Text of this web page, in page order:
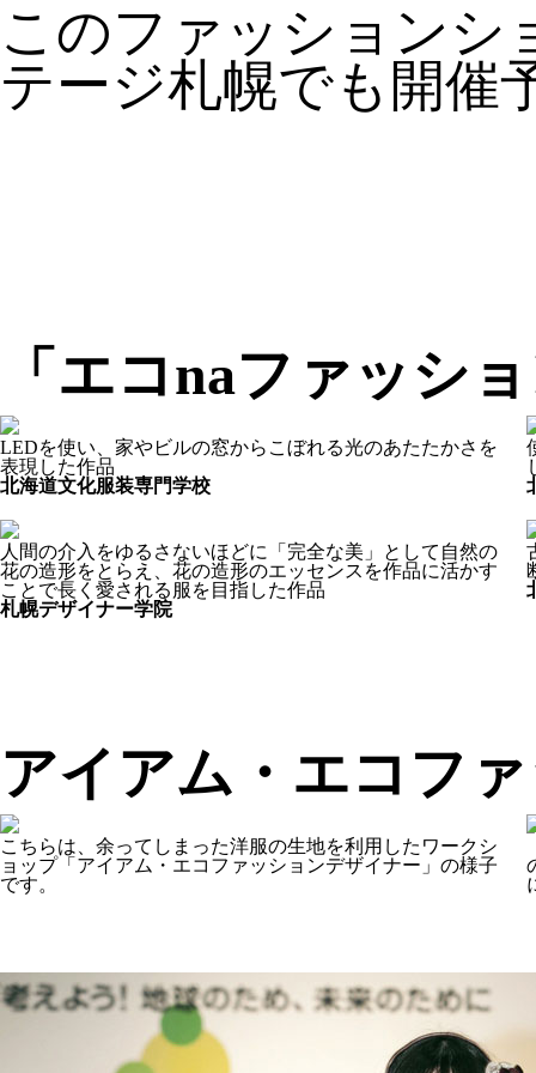
このファッションシ
テージ札幌でも開催
「エコnaファッシ
LEDを使い、家やビルの窓からこぼれる光のあたたかさを
表現した作品
北海道文化服装専門学校
人間の介入をゆるさないほどに「完全な美」として自然の
花の造形をとらえ、花の造形のエッセンスを作品に活かす
ことで長く愛される服を目指した作品
札幌デザイナー学院
アイアム・エコフ
こちらは、余ってしまった洋服の生地を利用したワークシ
ョップ「アイアム・エコファッションデザイナー」の様子
です。